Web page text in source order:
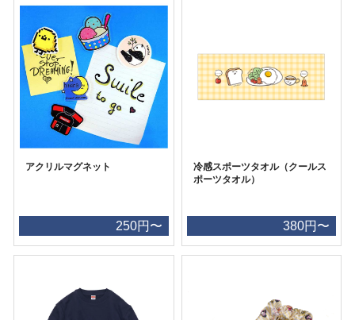
アクリルマグネット
250円〜
冷感スポーツタオル（クールス
ポーツタオル）
380円〜